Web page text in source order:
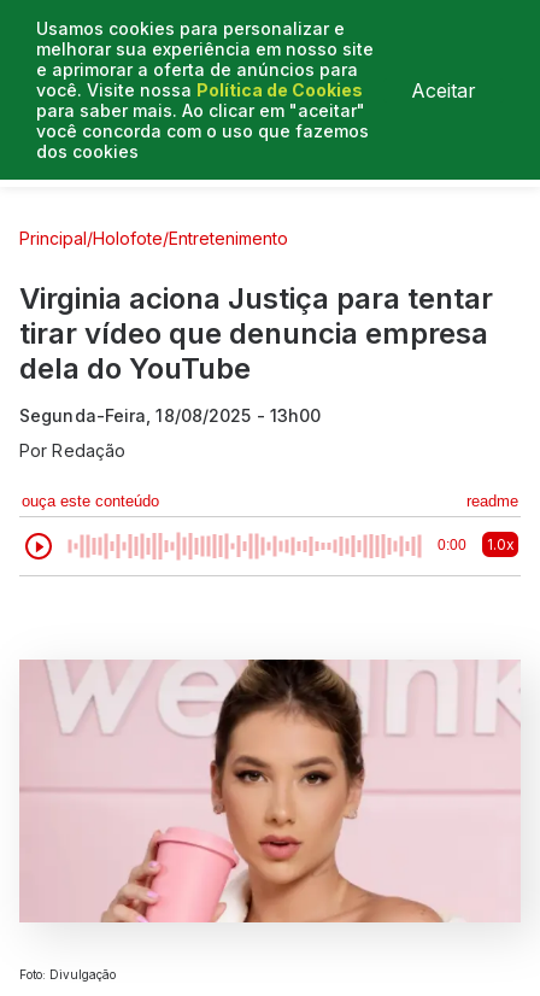
Usamos cookies para personalizar e
melhorar sua experiência em nosso site
e aprimorar a oferta de anúncios para
você. Visite nossa Política de Cookies
para saber mais. Ao clicar em "aceitar"
você concorda com o uso que fazemos
dos cookies
Aceitar
Curtas e Venenosas
Principal/Holofote/Entretenimento
Virginia aciona Justiça para tentar
tirar vídeo que denuncia empresa
dela do YouTube
Segunda-Feira, 18/08/2025 - 13h00
PorRedação
ouça este conteúdo readme
0:00 1.0x
Foto: Divulgação